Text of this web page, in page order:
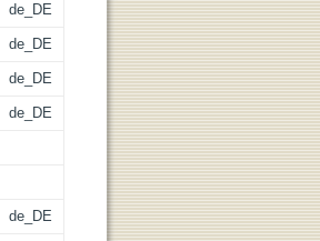
de_DE
de_DE
de_DE
de_DE
de_DE